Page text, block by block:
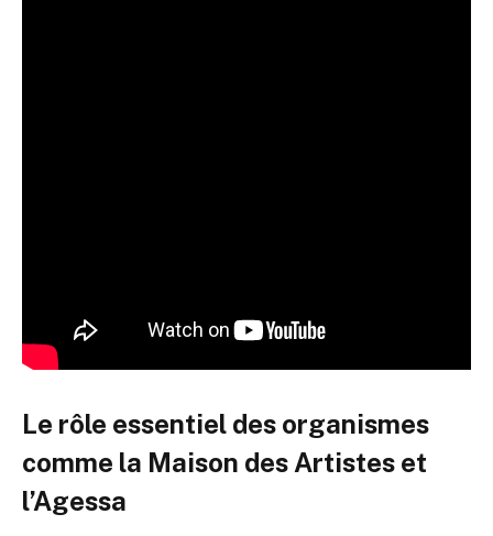
Le rôle essentiel des organismes
comme la Maison des Artistes et
l’Agessa